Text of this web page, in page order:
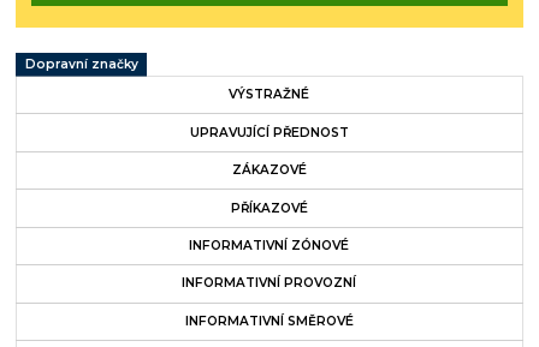
Dopravní značky
VÝSTRAŽNÉ
UPRAVUJÍCÍ PŘEDNOST
ZÁKAZOVÉ
PŘÍKAZOVÉ
INFORMATIVNÍ ZÓNOVÉ
INFORMATIVNÍ PROVOZNÍ
INFORMATIVNÍ SMĚROVÉ